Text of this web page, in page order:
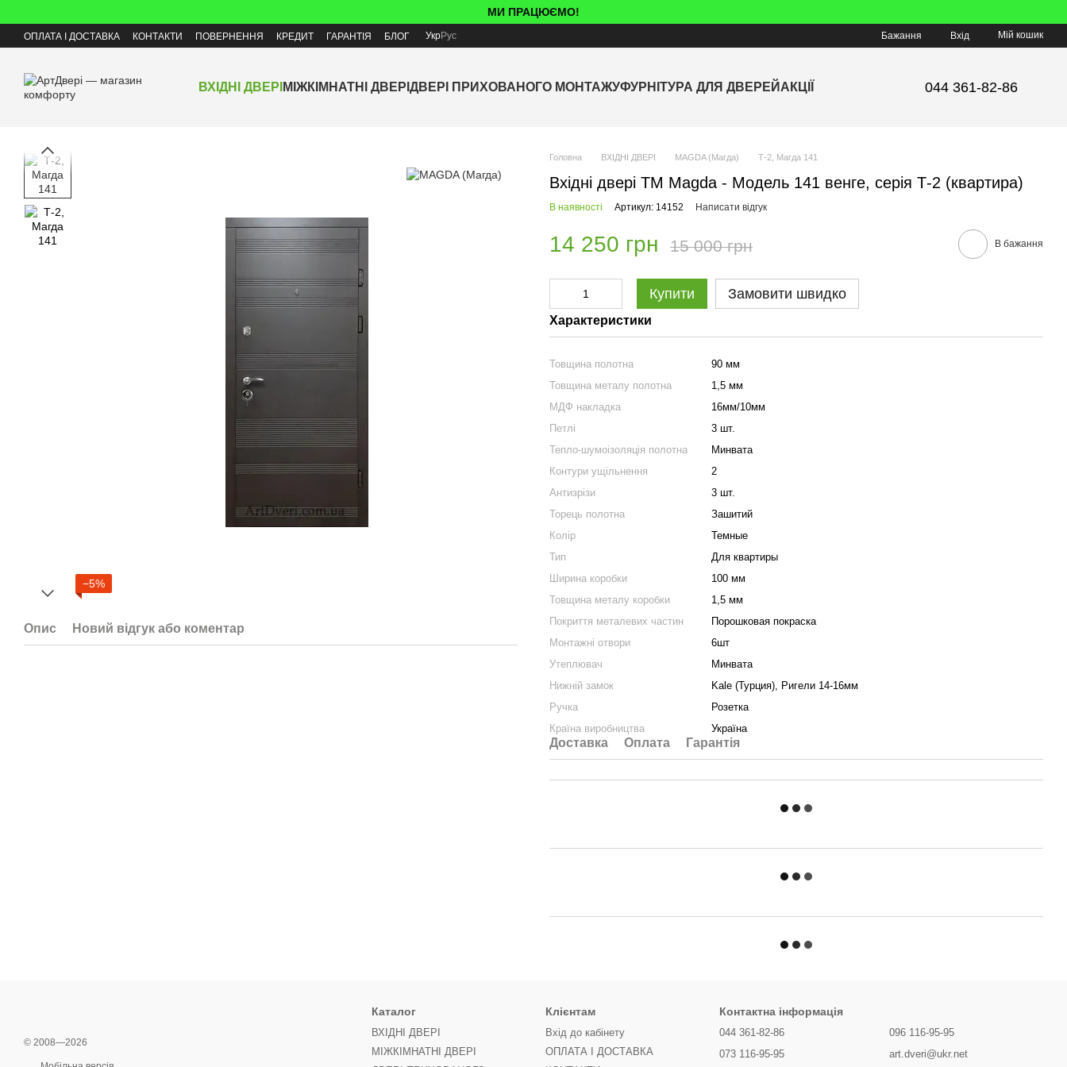
МИ ПРАЦЮЄМО!
ОПЛАТА І ДОСТАВКА КОНТАКТИ ПОВЕРНЕННЯ КРЕДИТ ГАРАНТІЯ БЛОГ УкрРус Бажання Вхід Мій кошик
ВХІДНІ ДВЕРІ МІЖКІМНАТНІ ДВЕРІ ДВЕРІ ПРИХОВАНОГО МОНТАЖУФУРНІТУРА ДЛЯ ДВЕРЕЙ АКЦІЇ 044 361-82-86
−5%
Опис Новий відгук або коментар
Головна ВХІДНІ ДВЕРІ МAGDA (Магда) Т-2, Магда 141
Вхідні двері ТМ Magda - Модель 141 венге, серія Т-2 (квартира)
В наявності Артикул: 14152 Написати відгук
14 250 грн 15 000 грн В бажання
Купити Замовити швидко
Характеристики
Товщина полотна
90 мм
Товщина металу полотна
1,5 мм
МДФ накладка
16мм/10мм
Петлі
3 шт.
Тепло-шумоізоляція полотна
Минвата
Контури ущільнення
2
Антизрізи
3 шт.
Торець полотна
Зашитий
Колір
Темные
Тип
Для квартиры
Ширина коробки
100 мм
Товщина металу коробки
1,5 мм
Покриття металевих частин
Порошковая покраска
Монтажні отвори
6шт
Утеплювач
Минвата
Нижній замок
Kale (Турция), Ригели 14-16мм
Ручка
Розетка
Країна виробництва
Україна
Доставка Оплата Гарантія
© 2008—2026
Каталог
ВХІДНІ ДВЕРІ
МІЖКІМНАТНІ ДВЕРІ
Клієнтам
Вхід до кабінету
ОПЛАТА І ДОСТАВКА
Контактна інформація
044 361-82-86
073 116-95-95
096 116-95-95
art.dveri@ukr.net